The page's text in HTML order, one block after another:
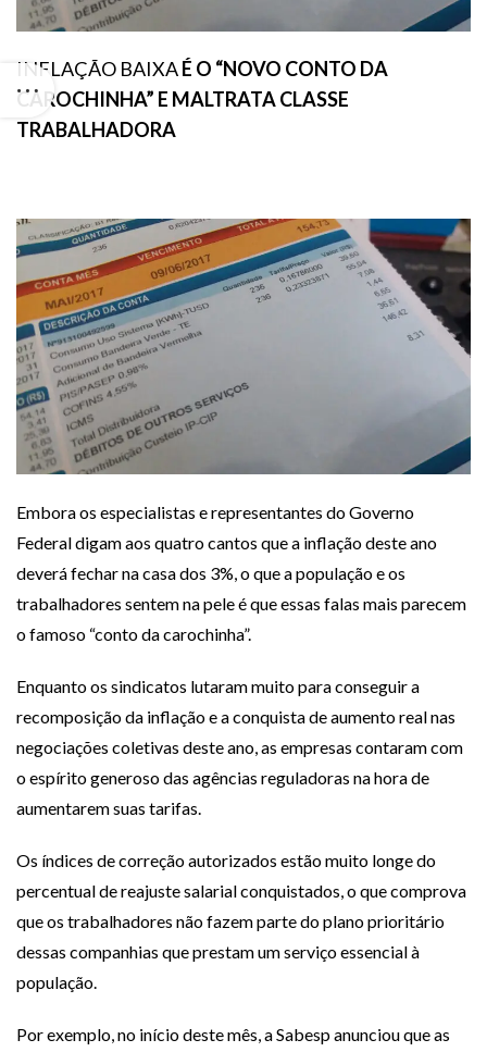
INFLAÇÃO BAIXAÉ O “NOVO CONTO DA
CAROCHINHA” E MALTRATA CLASSE
TRABALHADORA
Embora os especialistas e representantes do Governo
Federal digam aos quatro cantos que a inflação deste ano
deverá fechar na casa dos 3%, o que a população e os
trabalhadores sentem na pele é que essas falas mais parecem
o famoso “conto da carochinha”.
Enquanto os sindicatos lutaram muito para conseguir a
recomposição da inflação e a conquista de aumento real nas
negociações coletivas deste ano, as empresas contaram com
o espírito generoso das agências reguladoras na hora de
aumentarem suas tarifas.
Os índices de correção autorizados estão muito longe do
percentual de reajuste salarial conquistados, o que comprova
que os trabalhadores não fazem parte do plano prioritário
dessas companhias que prestam um serviço essencial à
população.
Por exemplo, no início deste mês, a Sabesp anunciou que as